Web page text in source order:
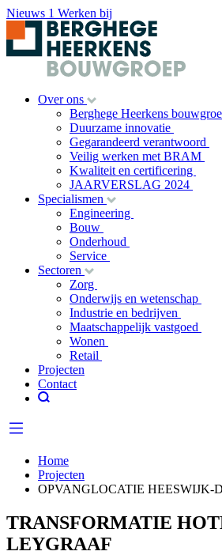
Nieuws 1 Werken bij
Over ons
Berghege Heerkens
Duurzame innovatie
Gegarandeerd verantwoord
Veilig werken met BRAM
Kwaliteit en certificering
JAARVERSLAG 2024
Specialismen
Engineering
Bouw
Onderhoud
Service
Sectoren
Zorg
Onderwijs en wetenschap
Industrie en bedrijven
Maatschappelijk vastgoed
Wonen
Retail
Projecten
Contact
Home
Projecten
OPVANGLOCATIE HEESWIJK-
TRANSFORMATIE
LEYGRAAF